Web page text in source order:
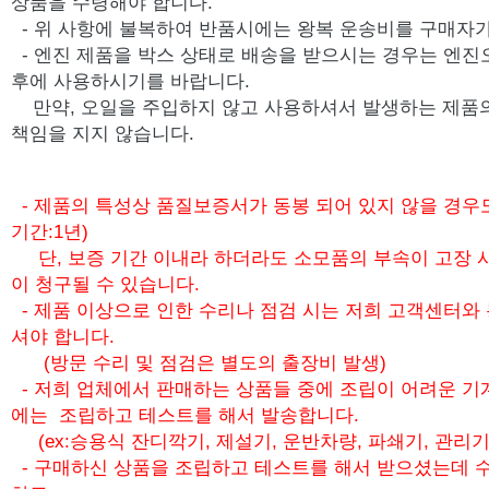
- 위 사항에 불복하여 반품시에는 왕복 운송비를 구매자
- 엔진 제품을 박스 상태로 배송을 받으시는 경우는 엔진
후에 사용하시기를 바랍니다.
만약, 오일을 주입하지 않고 사용하셔서 발생하는 제품
책임을 지지 않습니다.
- 제품의 특성상 품질보증서가 동봉 되어 있지 않을 경우
기간:1년)
단, 보증 기간 이내라 하더라도 소모품의 부속이 고장
이 청구될 수 있습니다.
- 제품 이상으로 인한 수리나 점검 시는 저희 고객센터와
셔야 합니다.
(방문 수리 및 점검은 별도의 출장비 발생)
- 저희 업체에서 판매하는 상품들 중에 조립이 어려운 기
에는 조립하고 테스트를 해서 발송합니다.
(ex:승용식 잔디깍기, 제설기, 운반차량, 파쇄기, 관리
- 구매하신 상품을 조립하고 테스트를 해서 받으셨는데